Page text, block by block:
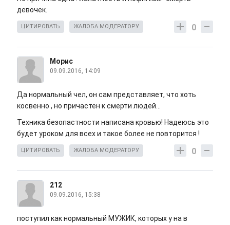
девочек.
0
ЦИТИРОВАТЬ ЖАЛОБА МОДЕРАТОРУ
Морис
09.09.2016, 14:09
Да нормальный чел, он сам представляет, что хоть
косвенно , но причастен к смерти людей...
Техника безопастности написана кровью! Надеюсь это
будет уроком для всех и такое более не повторится !
0
ЦИТИРОВАТЬ ЖАЛОБА МОДЕРАТОРУ
212
09.09.2016, 15:38
поступил как нормальный МУЖИК, которых у на в